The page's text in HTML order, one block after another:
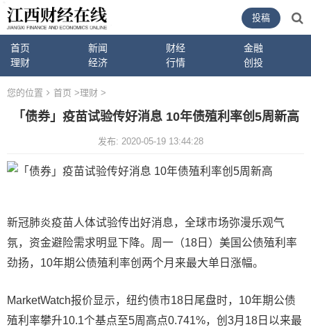
首页 新闻 财经
金融
理财
经济 行情 创投
投稿
您的位置 首页 >理财 >
「债券」疫苗试验传好消息 10年债殖利率创5周新高
发布: 2020-05-19 13:44:28
新冠肺炎疫苗人体试验传出好消息，全球市场弥漫乐观气
氛，资金避险需求明显下降。周一（18日）美国公债殖利率
劲扬，10年期公债殖利率创两个月来最大单日涨幅。
MarketWatch报价显示，纽约债市18日尾盘时，10年期公债
殖利率攀升10.1个基点至5周高点0.741%，创3月18日以来最